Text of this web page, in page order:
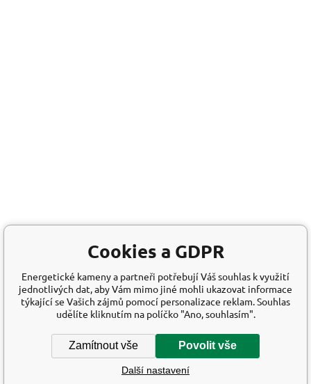
Cookies a GDPR
Energetické kameny a partneři potřebují Váš souhlas k využití
jednotlivých dat, aby Vám mimo jiné mohli ukazovat informace
týkající se Vašich zájmů pomocí personalizace reklam. Souhlas
udělíte kliknutím na políčko "Ano, souhlasím".
Zamítnout vše Povolit vše
Další nastavení